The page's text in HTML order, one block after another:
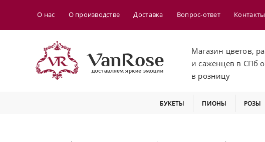
О нас О производстве Доставка Вопрос-ответ Контакты
Магазин цветов,
и саженцев в СПб
в розницу
БУКЕТЫ ПИОНЫ РОЗЫ